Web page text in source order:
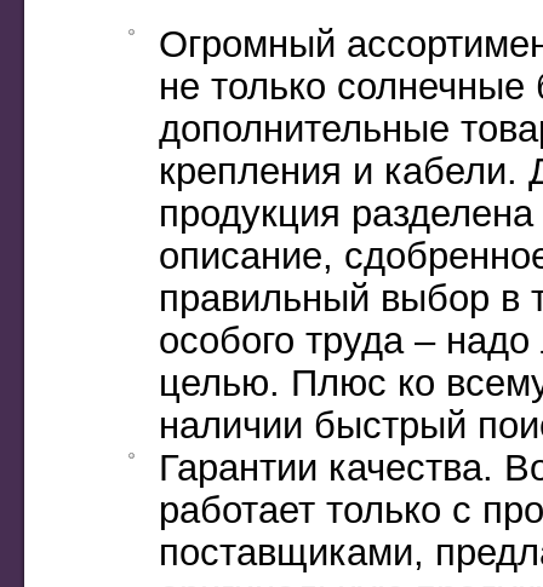
Огромный
не только
дополнительные
крепления и кабели.
продукция
описание,
правильный выбор в
особого труда –
целью. Плюс ко
наличии быстрый
Гарантии качества.
работает только с
поставщиками,